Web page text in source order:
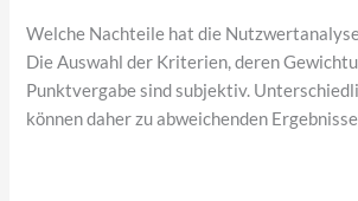
Welche Nachteile hat die
Die Auswahl der Kriterien, deren
Punktvergabe sind subjektiv.
können daher zu abweichenden